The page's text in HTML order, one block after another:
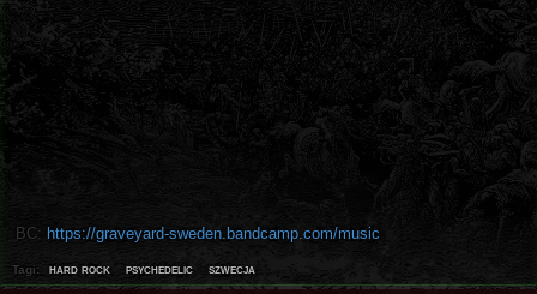
BC: https://graveyard-sweden.bandcamp.com/music
Tagi: hard rock psychedelic szwecja